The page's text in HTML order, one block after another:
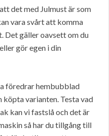
det med Julmust är som
vara svårt att komma
Det gäller oavsett om du
gör egen i din
föredrar hembubblad
köpta varianten. Testa vad
kan vi fastslå och det är
så har du tillgång till